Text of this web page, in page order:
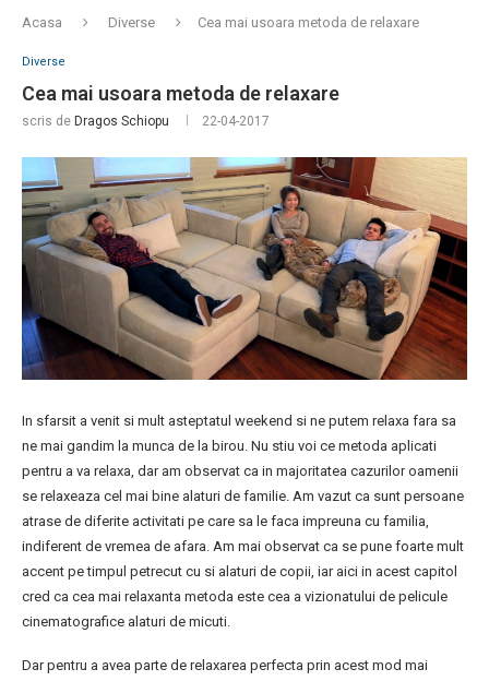
Acasa Diverse Cea mai usoara metoda de relaxare
Diverse
Cea mai usoara metoda de relaxare
scris de Dragos Schiopu 22-04-2017
In sfarsit a venit si mult asteptatul weekend si ne putem relaxa fara sa
ne mai gandim la munca de la birou. Nu stiu voi ce metoda aplicati
pentru a va relaxa, dar am observat ca in majoritatea cazurilor oamenii
se relaxeaza cel mai bine alaturi de familie. Am vazut ca sunt persoane
atrase de diferite activitati pe care sa le faca impreuna cu familia,
indiferent de vremea de afara. Am mai observat ca se pune foarte mult
accent pe timpul petrecut cu si alaturi de copii, iar aici in acest capitol
cred ca cea mai relaxanta metoda este cea a vizionatului de pelicule
cinematografice alaturi de micuti.
Dar pentru a avea parte de relaxarea perfecta prin acest mod mai